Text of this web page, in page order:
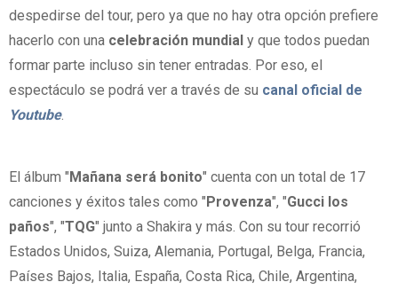
despedirse del tour, pero ya que no hay otra opción prefiere
hacerlo con una celebración mundial y que todos puedan
formar parte incluso sin tener entradas. Por eso, el
espectáculo se podrá ver a través de su canal oficial de
Youtube.
El álbum " Mañana será bonito" cuenta con un total de 17
canciones y éxitos tales como " Provenza", "Gucci los
paños", "TQG" junto a Shakira y más. Con su tour recorrió
Estados Unidos, Suiza, Alemania, Portugal, Belga, Francia,
Países Bajos, Italia, España, Costa Rica, Chile, Argentina,